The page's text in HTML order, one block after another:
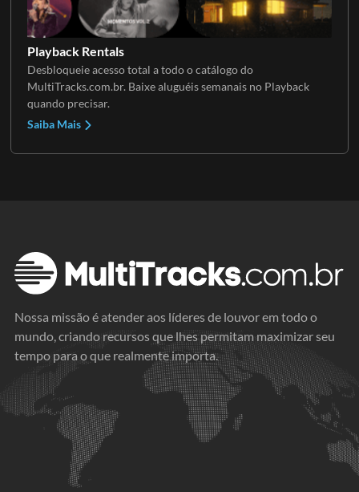
Playback Rentals
Desbloqueie acesso total a todo o catálogo do
MultiTracks.com.br. Baixe aluguéis semanais no Playback
quando precisar.
Saiba Mais
Nossa missão é atender aos líderes de louvor em todo o
mundo, criando recursos que lhes permitam maximizar seu
tempo para o que realmente importa.